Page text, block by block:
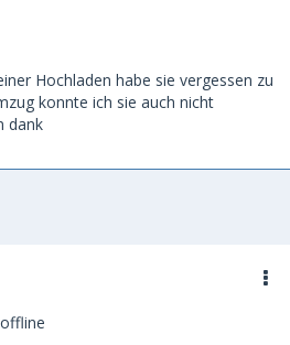
Hochladen habe sie vergessen zu
konnte ich sie auch nicht
dank